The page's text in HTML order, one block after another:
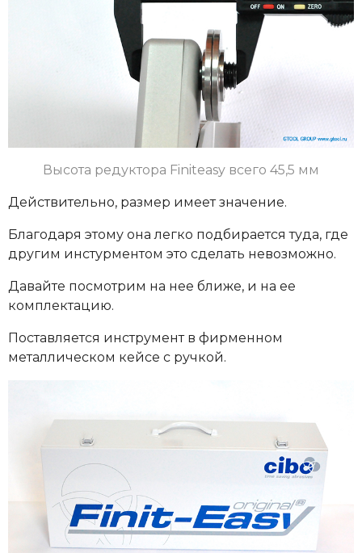
Высота редуктора Finiteasy всего 45,5 мм
Действительно, размер имеет значение.
Благодаря этому она легко подбирается туда, где
другим инстурментом это сделать невозможно.
Давайте посмотрим на нее ближе, и на ее
комплектацию.
Поставляется инструмент в фирменном
металлическом кейсе с ручкой.